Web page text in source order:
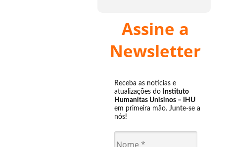
Assine a
Newsletter
Receba as notícias e
atualizações do Instituto
Humanitas Unisinos – IHU
em primeira mão. Junte-se a
nós!